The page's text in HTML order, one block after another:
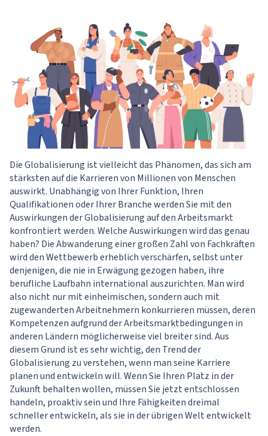
Die Globalisierung ist vielleicht das Phänomen, das sich am
stärksten auf die Karrieren von Millionen von Menschen
auswirkt. Unabhängig von Ihrer Funktion, Ihren
Qualifikationen oder Ihrer Branche werden Sie mit den
Auswirkungen der Globalisierung auf den Arbeitsmarkt
konfrontiert werden. Welche Auswirkungen wird das genau
haben? Die Abwanderung einer großen Zahl von Fachkräften
wird den Wettbewerb erheblich verschärfen, selbst unter
denjenigen, die nie in Erwägung gezogen haben, ihre
berufliche Laufbahn international auszurichten. Man wird
also nicht nur mit einheimischen, sondern auch mit
zugewanderten Arbeitnehmern konkurrieren müssen, deren
Kompetenzen aufgrund der Arbeitsmarktbedingungen in
anderen Ländern möglicherweise viel breiter sind. Aus
diesem Grund ist es sehr wichtig, den Trend der
Globalisierung zu verstehen, wenn man seine Karriere
planen und entwickeln will. Wenn Sie Ihren Platz in der
Zukunft behalten wollen, müssen Sie jetzt entschlossen
handeln, proaktiv sein und Ihre Fähigkeiten dreimal
schneller entwickeln, als sie in der übrigen Welt entwickelt
werden.